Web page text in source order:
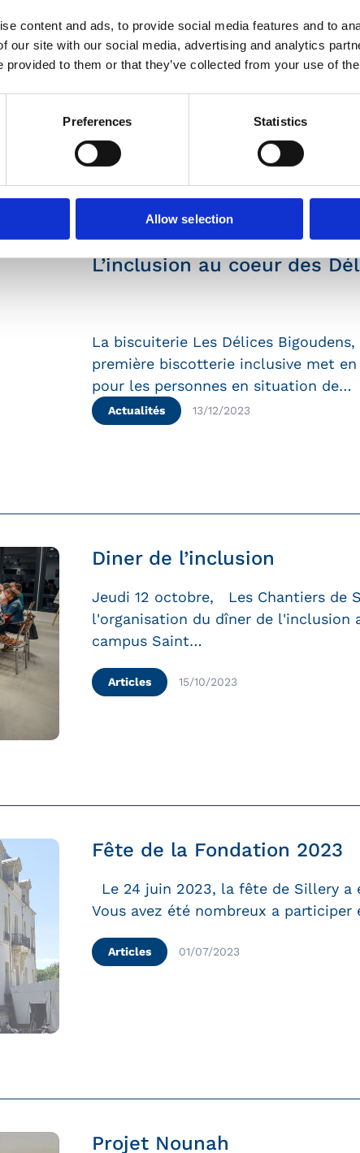
content and ads, to provide social media features and to
our site with our social media, advertising and analytics
provided to them or that they’ve collected from your use of
Preferences Statistics
Allow selection
Handicap de l'Essonne à la
Plateforme Emploi…
L’inclusion au coeur des
La biscuiterie Les Délices
première biscotterie inclusive met
pour les personnes en situation de…
Actualités 13/12/2023
Diner de l’inclusion
Jeudi 12 octobre, Les Chantiers de
l'organisation du dîner de l'inclusion
campus Saint…
Articles 15/10/2023
Fête de la Fondation 2023
Le 24 juin 2023, la fête de Sillery a
Vous avez été nombreux a
Articles 01/07/2023
Projet Nounah